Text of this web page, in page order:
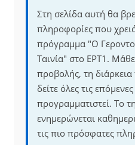
Στη σελίδα αυτή θα
πληροφορίες που
πρόγραμμα "Ο
Ταινία" στο ΕΡΤ1.
προβολής, τη
δείτε όλες τις
προγραμματιστεί. Το
ενημερώνεται
τις πιο πρόσφατες